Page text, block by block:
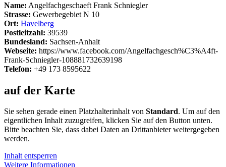
Name: Angelfachgeschaeft Frank Schniegler
Strasse: Gewerbegebiet N 10
Ort: Havelberg
Postleitzahl: 39539
Bundesland: Sachsen-Anhalt
Webseite: https://www.facebook.com/Angelfachgesch%C3%A4ft-
Frank-Schniegler-108881732639198
Telefon: +49 173 8595622
auf der Karte
Sie sehen gerade einen Platzhalterinhalt von Standard. Um auf den
eigentlichen Inhalt zuzugreifen, klicken Sie auf den Button unten.
Bitte beachten Sie, dass dabei Daten an Drittanbieter weitergegeben
werden.
Inhalt entsperren
Weitere Informationen